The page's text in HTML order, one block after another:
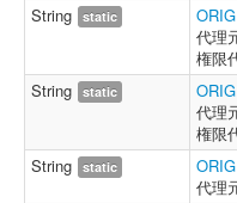
String static
代理
権限
String static
代理
権限
String static
代理